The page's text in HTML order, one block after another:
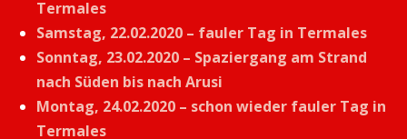
Termales
Samstag, 22.02.2020 – fauler Tag in Termales
Sonntag, 23.02.2020 – Spaziergang am Strand
nach Süden bis nach Arusi
Montag, 24.02.2020 – schon wieder fauler Tag in
Termales